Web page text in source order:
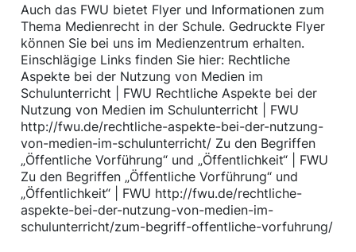
Auch das FWU bietet Flyer und Informationen zum
Thema Medienrecht in der Schule. Gedruckte Flyer
können Sie bei uns im Medienzentrum erhalten.
Einschlägige Links finden Sie hier: Rechtliche
Aspekte bei der Nutzung von Medien im
Schulunterricht | FWU Rechtliche Aspekte bei der
Nutzung von Medien im Schulunterricht | FWU
http://fwu.de/rechtliche-aspekte-bei-der-nutzung-
von-medien-im-schulunterricht/ Zu den Begriffen
„Öffentliche Vorführung“ und „Öffentlichkeit“ | FWU
Zu den Begriffen „Öffentliche Vorführung“ und
„Öffentlichkeit“ | FWU http://fwu.de/rechtliche-
aspekte-bei-der-nutzung-von-medien-im-
schulunterricht/zum-begriff-offentliche-vorfuhrung/